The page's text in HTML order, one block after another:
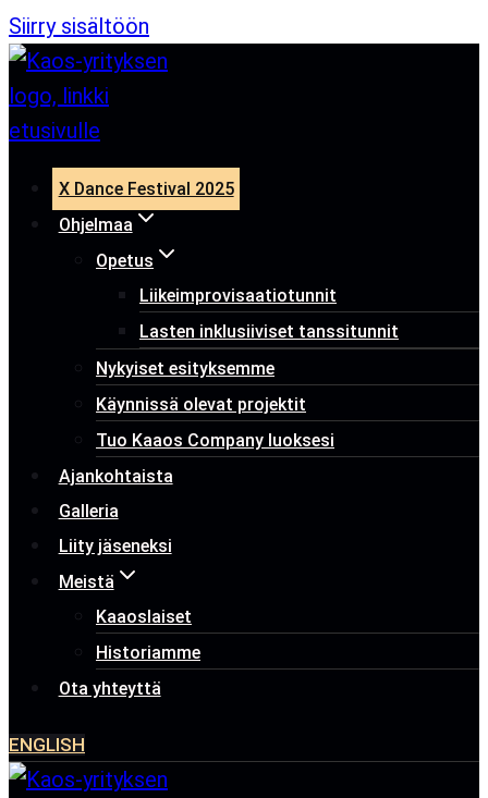
Siirry sisältöön
X Dance Festival 2025
Ohjelmaa
Opetus
Liikeimprovisaatiotunnit
Lasten inklusiiviset tanssitunnit
Nykyiset esityksemme
Käynnissä olevat projektit
Tuo Kaaos Company luoksesi
Ajankohtaista
Galleria
Liity jäseneksi
Meistä
Kaaoslaiset
Historiamme
Ota yhteyttä
ENGLISH